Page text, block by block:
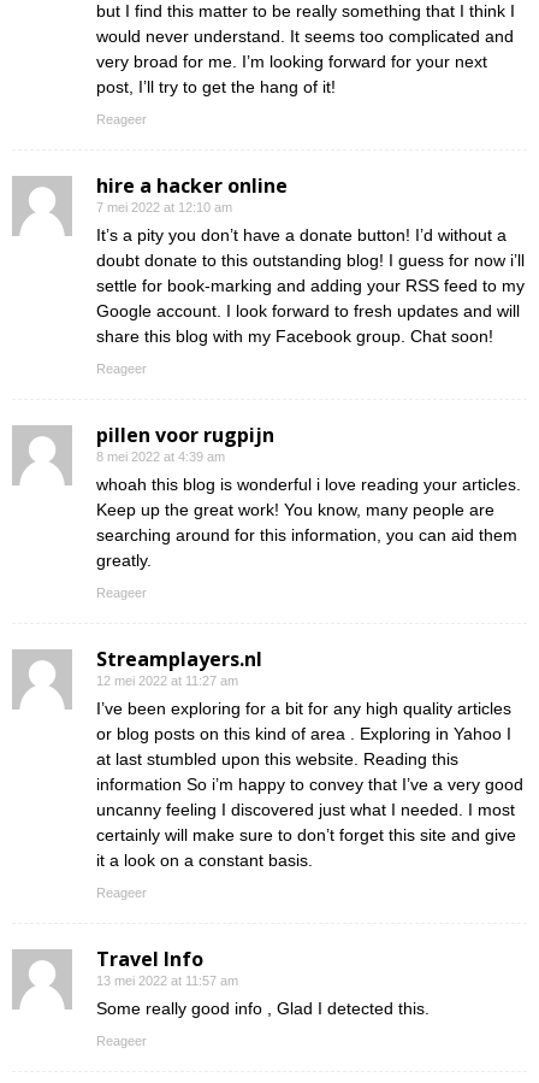
but I find this matter to be really something that I think I
would never understand. It seems too complicated and
very broad for me. I’m looking forward for your next
post, I’ll try to get the hang of it!
Reageer
hire a hacker online
7 mei 2022 at 12:10 am
It’s a pity you don’t have a donate button! I’d without a
doubt donate to this outstanding blog! I guess for now i’ll
settle for book-marking and adding your RSS feed to my
Google account. I look forward to fresh updates and will
share this blog with my Facebook group. Chat soon!
Reageer
pillen voor rugpijn
8 mei 2022 at 4:39 am
whoah this blog is wonderful i love reading your articles.
Keep up the great work! You know, many people are
searching around for this information, you can aid them
greatly.
Reageer
Streamplayers.nl
12 mei 2022 at 11:27 am
I’ve been exploring for a bit for any high quality articles
or blog posts on this kind of area . Exploring in Yahoo I
at last stumbled upon this website. Reading this
information So i’m happy to convey that I’ve a very good
uncanny feeling I discovered just what I needed. I most
certainly will make sure to don’t forget this site and give
it a look on a constant basis.
Reageer
Travel Info
13 mei 2022 at 11:57 am
Some really good info , Glad I detected this.
Reageer